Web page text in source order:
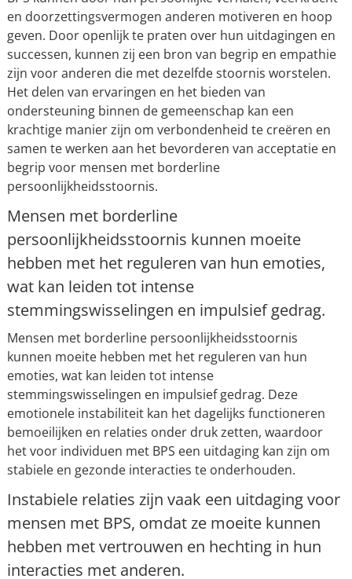
en doorzettingsvermogen anderen motiveren en hoop
geven. Door openlijk te praten over hun uitdagingen en
successen, kunnen zij een bron van begrip en empathie
zijn voor anderen die met dezelfde stoornis worstelen.
Het delen van ervaringen en het bieden van
ondersteuning binnen de gemeenschap kan een
krachtige manier zijn om verbondenheid te creëren en
samen te werken aan het bevorderen van acceptatie en
begrip voor mensen met borderline
persoonlijkheidsstoornis.
Mensen met borderline
persoonlijkheidsstoornis kunnen moeite
hebben met het reguleren van hun emoties,
wat kan leiden tot intense
stemmingswisselingen en impulsief gedrag.
Mensen met borderline persoonlijkheidsstoornis
kunnen moeite hebben met het reguleren van hun
emoties, wat kan leiden tot intense
stemmingswisselingen en impulsief gedrag. Deze
emotionele instabiliteit kan het dagelijks functioneren
bemoeilijken en relaties onder druk zetten, waardoor
het voor individuen met BPS een uitdaging kan zijn om
stabiele en gezonde interacties te onderhouden.
Instabiele relaties zijn vaak een uitdaging voor
mensen met BPS, omdat ze moeite kunnen
hebben met vertrouwen en hechting in hun
interacties met anderen.